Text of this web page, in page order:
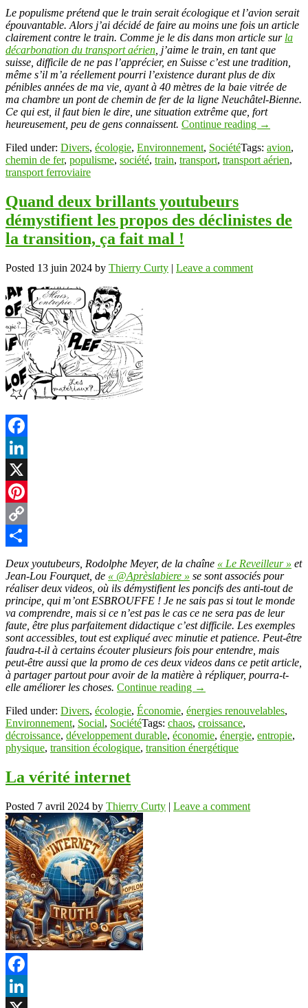
Link
Partager
Le populisme prétend que le train serait écologique et l’avion serait
épouvantable. Alors j’ai décidé de faire au moins une fois un article
clairement contre le train. Comme je le dis dans mon article sur la
décarbonation du transport aérien , j’aime le train, en tant que
suisse, difficile de ne pas l’apprécier, en Suisse c’est une tradition,
même s’il m’a réellement pourri l’existence durant plus de dix
pénibles années de ma vie, ayant à 40 mètres de la baie vitrée de
ma chambre un pont de chemin de fer de la ligne Neuchâtel-Bienne.
Ce qui est, il faut bien le dire, une situation extrême que, fort
heureusement, peu de gens connaissent. Continue reading →
Filed under: Divers, écologie, Environnement, SociétéTags: avion,
chemin de fer, populisme, société, train, transport, transport aérien,
transport ferroviaire
Quand deux brillants youtubeurs
démystifient les propos des déclinistes de
la transition, ça fait mal !
Posted 13 juin 2024 by Thierry Curty | Leave a comment
Facebook
LinkedIn
X
Pinterest
Copy
Link
Partager
Deux youtubeurs, Rodolphe Meyer, de la chaîne « Le Reveilleur » et
Jean-Lou Fourquet, de « @Aprèslabiere » se sont associés pour
réaliser deux videos, où ils démystifient les poncifs des anti-tout de
principe, qui m’ont ESBROUFFE ! Je ne sais pas si tout le monde
va comprendre, mais si ce n’est pas le cas ce ne sera pas de leur
faute, être plus parfaitement didactique c’est difficile. Les exemples
sont accessibles, tout est expliqué avec minutie et patience. Peut-être
faudra-t-il à certains écouter plusieurs fois pour entendre, mais
peut-être aussi que la promo de ces deux videos dans ce petit article,
à partager partout pour avoir de la matière à répliquer, pourra-t-
elle améliorer les choses. Continue reading →
Filed under: Divers, écologie, Économie, énergies renouvelables,
Environnement, Social, SociétéTags: chaos, croissance,
décroissance, développement durable, économie, énergie, entropie,
physique, transition écologique, transition énergétique
La vérité internet
Posted 7 avril 2024 by Thierry Curty | Leave a comment
Facebook